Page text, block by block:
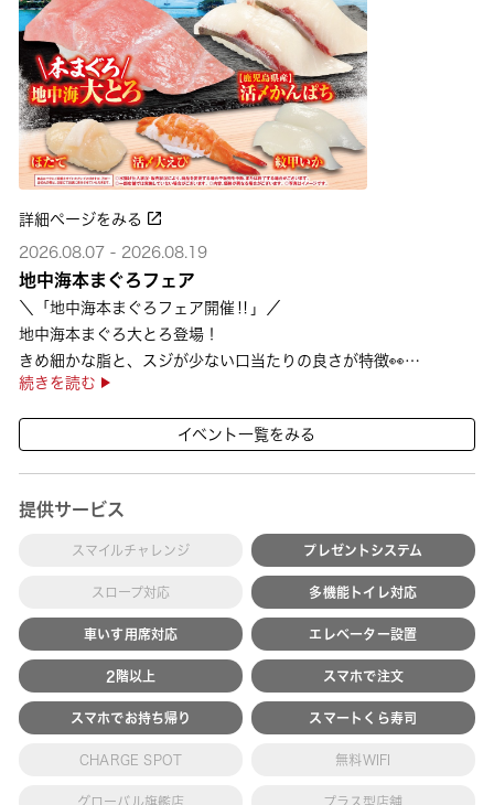
詳細ページをみる
2026.08.07 - 2026.08.19
地中海本まぐろフェア
＼「地中海本まぐろフェア開催‼」／
地中海本まぐろ大とろ登場！
きめ細かな脂と、スジが少ない口当たりの良さが特徴👀
さらに、鹿児島で育った高級魚【鹿児島県産活〆かんぱち】など
続きを読む
イベント一覧をみる
提供サービス
スマイルチャレンジ プレゼントシステム
スロープ対応 多機能トイレ対応
車いす用席対応 エレベーター設置
2階以上 スマホで注文
スマホでお持ち帰り スマートくら寿司
CHARGE SPOT 無料WIFI
グローバル旗艦店 プラス型店舗